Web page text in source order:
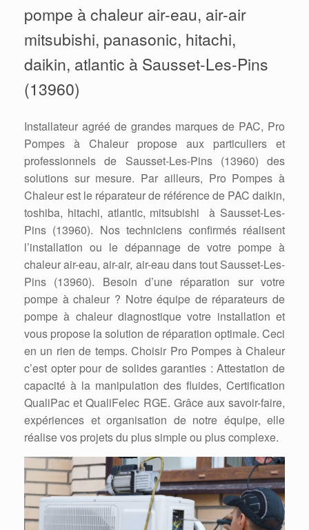
pompe à chaleur air-eau, air-air
mitsubishi, panasonic, hitachi,
daikin, atlantic à Sausset-Les-Pins
(13960)
Installateur agréé de grandes marques de PAC, Pro
Pompes à Chaleur propose aux particuliers et
professionnels de Sausset-Les-Pins (13960) des
solutions sur mesure. Par ailleurs, Pro Pompes à
Chaleur est le réparateur de référence de PAC daikin,
toshiba, hitachi, atlantic, mitsubishi à Sausset-Les-
Pins (13960). Nos techniciens confirmés réalisent
l’installation ou le dépannage de votre pompe à
chaleur air-eau, air-air, air-eau dans tout Sausset-Les-
Pins (13960). Besoin d’une réparation sur votre
pompe à chaleur ? Notre équipe de réparateurs de
pompe à chaleur diagnostique votre installation et
vous propose la solution de réparation optimale. Ceci
en un rien de temps. Choisir Pro Pompes à Chaleur
c’est opter pour de solides garanties : Attestation de
capacité à la manipulation des fluides, Certification
QualiPac et QualiFelec RGE. Grâce aux savoir-faire,
expériences et organisation de notre équipe, elle
réalise vos projets du plus simple ou plus complexe.